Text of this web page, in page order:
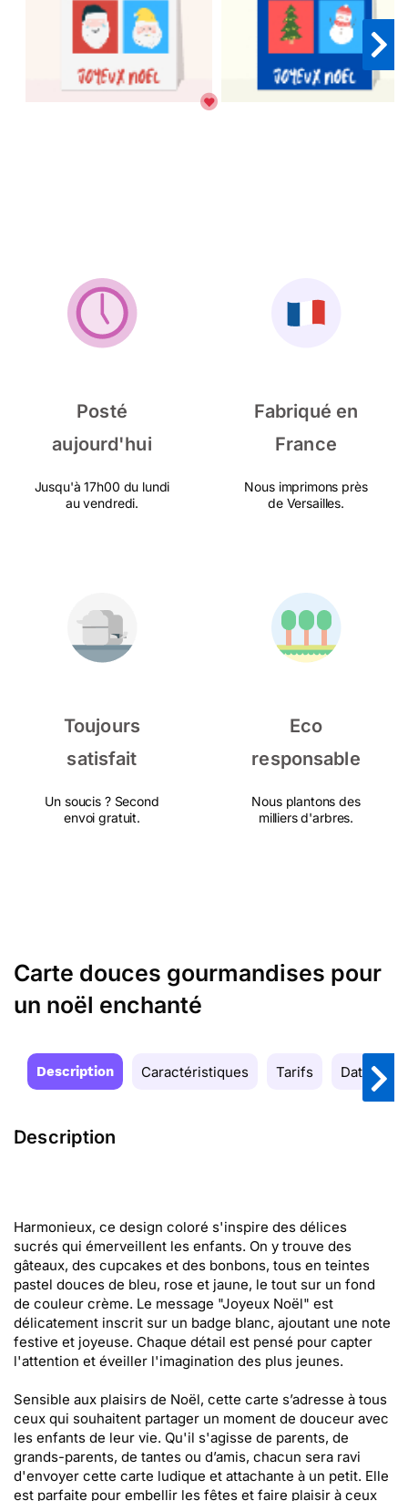
Posté
aujourd'hui
Jusqu'à 17h00 du lundi
au vendredi.
Fabriqué en
France
Nous imprimons près
de Versailles.
Toujours
satisfait
Un soucis ? Second
envoi gratuit.
Eco
responsable
Nous plantons des
milliers d'arbres.
Carte douces gourmandises pour
un noël enchanté
Description Caractéristiques Tarifs Date de
Description
Harmonieux, ce design coloré s'inspire des délices
sucrés qui émerveillent les enfants. On y trouve des
gâteaux, des cupcakes et des bonbons, tous en teintes
pastel douces de bleu, rose et jaune, le tout sur un fond
de couleur crème. Le message "Joyeux Noël" est
délicatement inscrit sur un badge blanc, ajoutant une note
festive et joyeuse. Chaque détail est pensé pour capter
l'attention et éveiller l'imagination des plus jeunes.
Sensible aux plaisirs de Noël, cette carte s’adresse à tous
ceux qui souhaitent partager un moment de douceur avec
les enfants de leur vie. Qu'il s'agisse de parents, de
grands-parents, de tantes ou d’amis, chacun sera ravi
d'envoyer cette carte ludique et attachante à un petit. Elle
est parfaite pour embellir les fêtes et faire plaisir à ceux